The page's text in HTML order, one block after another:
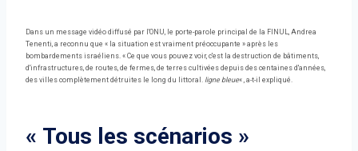
Dans un message vidéo diffusé par l'ONU, le porte-parole principal de la FINUL, Andrea
Tenenti, a reconnu que « la situation est vraiment préoccupante » après les
bombardements israéliens. « Ce que vous pouvez voir, c'est la destruction de bâtiments,
d'infrastructures, de routes, de fermes, de terres cultivées depuis des centaines d'années,
des villes complètement détruites le long du littoral. ligne bleue« , a-t-il expliqué.
« Tous les scénarios »